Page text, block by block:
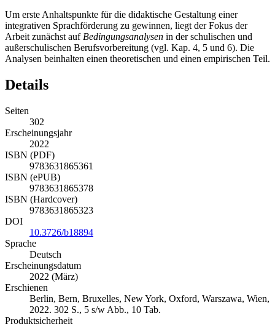
Um erste Anhaltspunkte für die didaktische Gestaltung einer
integrativen Sprachförderung zu gewinnen, liegt der Fokus der
Arbeit zunächst auf Bedingungsanalysen in der schulischen und
außerschulischen Berufsvorbereitung (vgl. Kap. 4, 5 und 6). Die
Analysen beinhalten einen theoretischen und einen empirischen Teil.
Details
Seiten
302
Erscheinungsjahr
2022
ISBN (PDF)
9783631865361
ISBN (ePUB)
9783631865378
ISBN (Hardcover)
9783631865323
DOI
10.3726/b18894
Sprache
Deutsch
Erscheinungsdatum
2022 (März)
Erschienen
Berlin, Bern, Bruxelles, New York, Oxford, Warszawa, Wien,
2022. 302 S., 5 s/w Abb., 10 Tab.
Produktsicherheit